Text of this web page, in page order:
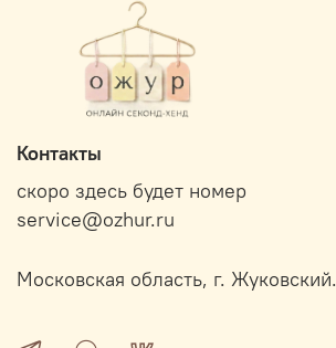
Контакты
скоро здесь будет номер
service@ozhur.ru
Московская область, г. Жуковский.